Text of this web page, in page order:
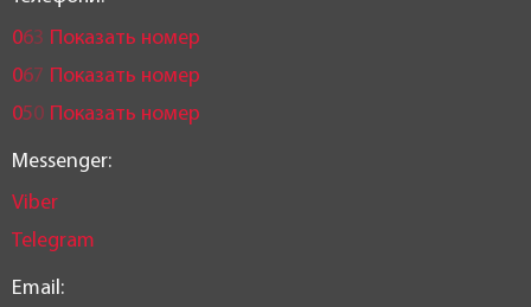
063 Показать номер
067 Показать номер
050 Показать номер
Messenger:
Viber
Telegram
Email: